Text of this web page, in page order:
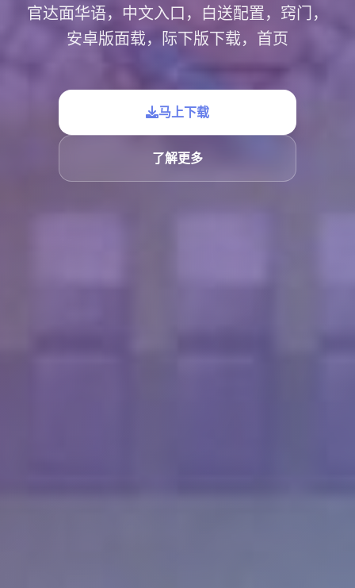
官达面华语，中文入口，白送配置，窍门，
安卓版面载，际下版下载，首页
马上下载
了解更多